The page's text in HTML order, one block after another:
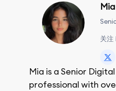
关注
Mia is a Senior
professional with